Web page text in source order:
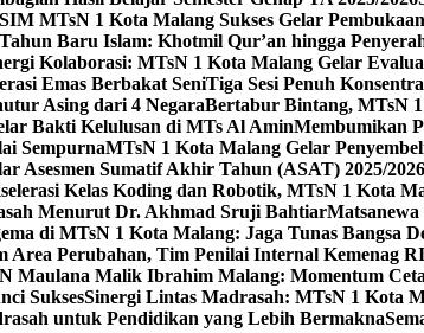
MTsN 1 Kota Malang Sukses Gelar
Baru Islam: Khotmil Qur’an hingga
Kolaborasi: MTsN 1 Kota Malang Gelar
Emas Berbakat SeniTiga Sesi Penuh
Asing dari 4 NegaraBertabur Bintang, MTsN
Bakti Kelulusan di MTs Al AminMembumikan
SempurnaMTsN 1 Kota Malang Gelar
Asesmen Sumatif Akhir Tahun (ASAT) 2025/2026
Kelas Koding dan Robotik, MTsN 1 Kota
Menurut Dr. Akhmad Sruji Bahtiar
di MTsN 1 Kota Malang: Jaga Tunas Bangsa
Area Perubahan, Tim Penilai Internal Kemenag
Maulana Malik Ibrahim Malang: Momentum
SuksesSinergi Lintas Madrasah: MTsN 1 Kota
untuk Pendidikan yang Lebih Bermakna